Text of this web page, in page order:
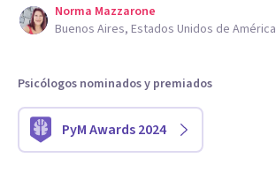
Norma Mazzarone
Buenos Aires, Estados Unidos de América
Psicólogos nominados y premiados
PyM Awards 2024